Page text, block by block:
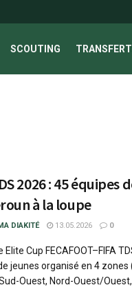
SCOUTING
2026 : 45 équipes
à la loupe
DIAKITÉ 13.05.2026 0
Elite Cup FECAFOOT–FIFA
jeunes organisé en 4
Ouest, Nord-Ouest/Ouest,